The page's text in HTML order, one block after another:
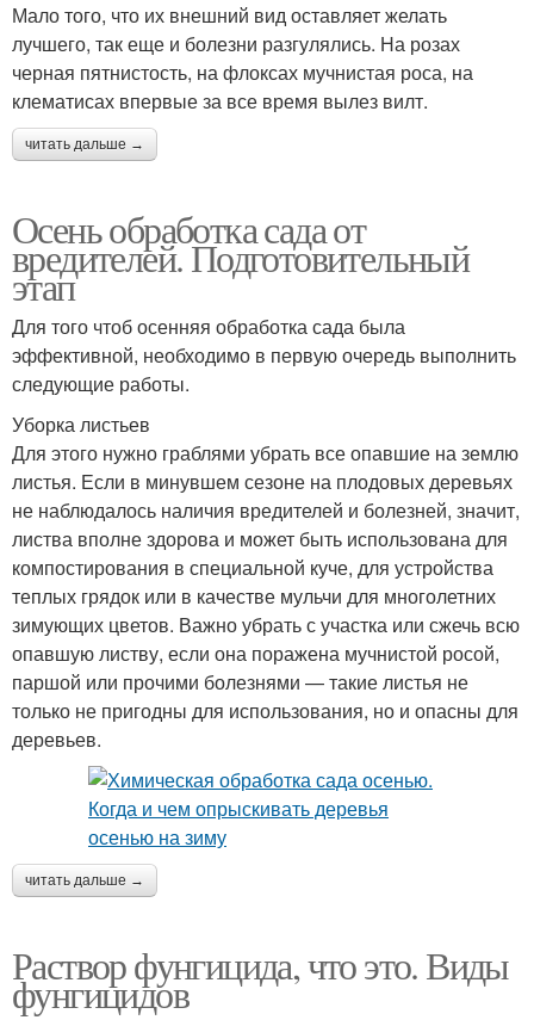
Мало того, что их внешний вид оставляет желать
лучшего, так еще и болезни разгулялись. На розах
черная пятнистость, на флоксах мучнистая роса, на
клематисах впервые за все время вылез вилт.
читать дальше →
Осень обработка сада от
вредителей. Подготовительный
этап
Для того чтоб осенняя обработка сада была
эффективной, необходимо в первую очередь выполнить
следующие работы.
Уборка листьев
Для этого нужно граблями убрать все опавшие на землю
листья. Если в минувшем сезоне на плодовых деревьях
не наблюдалось наличия вредителей и болезней, значит,
листва вполне здорова и может быть использована для
компостирования в специальной куче, для устройства
теплых грядок или в качестве мульчи для многолетних
зимующих цветов. Важно убрать с участка или сжечь всю
опавшую листву, если она поражена мучнистой росой,
паршой или прочими болезнями — такие листья не
только не пригодны для использования, но и опасны для
деревьев.
читать дальше →
Раствор фунгицида, что это. Виды
фунгицидов